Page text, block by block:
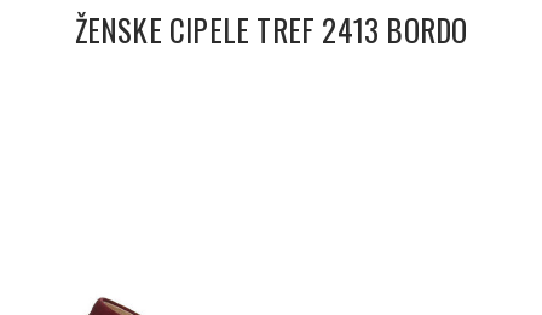
ŽENSKE CIPELE TREF 2413 BORDO